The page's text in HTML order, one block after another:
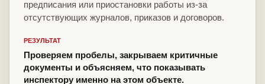
предписания или приостановки работы из-за
отсутствующих журналов, приказов и договоров.
РЕЗУЛЬТАТ
Проверяем пробелы, закрываем критичные
документы и объясняем, что показывать
инспектору именно на этом объекте.